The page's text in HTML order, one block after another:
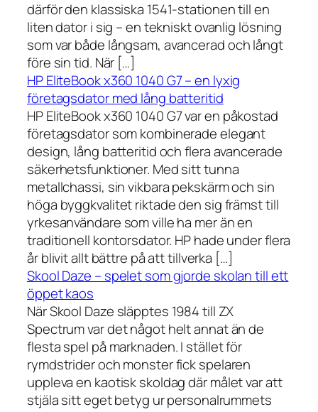
därför den klassiska 1541-stationen till en
liten dator i sig – en tekniskt ovanlig lösning
som var både långsam, avancerad och långt
före sin tid. När […]
HP EliteBook x360 1040 G7 – en lyxig
företagsdator med lång batteritid
HP EliteBook x360 1040 G7 var en påkostad
företagsdator som kombinerade elegant
design, lång batteritid och flera avancerade
säkerhetsfunktioner. Med sitt tunna
metallchassi, sin vikbara pekskärm och sin
höga byggkvalitet riktade den sig främst till
yrkesanvändare som ville ha mer än en
traditionell kontorsdator. HP hade under flera
år blivit allt bättre på att tillverka […]
Skool Daze – spelet som gjorde skolan till ett
öppet kaos
När Skool Daze släpptes 1984 till ZX
Spectrum var det något helt annat än de
flesta spel på marknaden. I stället för
rymdstrider och monster fick spelaren
uppleva en kaotisk skoldag där målet var att
stjäla sitt eget betyg ur personalrummets